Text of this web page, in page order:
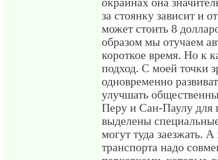
за стоянку зависит и
может стоить 8
образом мы отучаем
короткое время. Но к
подход. С моей точки
одновременно
улучшать
Перу и Сан-Паулу для
выделены
могут туда заезжать.
транспорта надо